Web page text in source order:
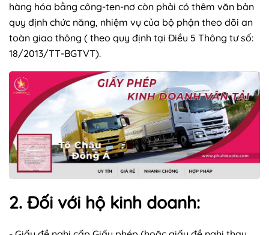
hàng hóa bằng công-ten-nơ còn phải có thêm văn bản
quy định chức năng, nhiệm vụ của bộ phận theo dõi an
toàn giao thông ( theo quy định tại Điều 5 Thông tư số:
18/2013/TT-BGTVT).
2. Đối với hộ kinh doanh: